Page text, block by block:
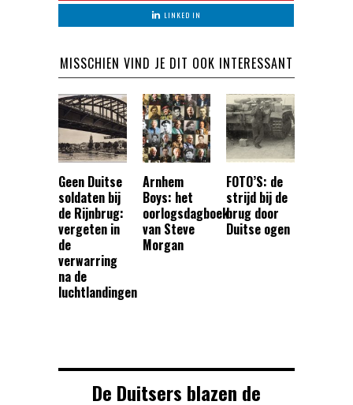
LINKED IN
MISSCHIEN VIND JE DIT OOK INTERESSANT
Geen Duitse
soldaten bij
de Rijnbrug:
vergeten in
de
verwarring
na de
luchtlandingen
Arnhem
Boys: het
oorlogsdagboek
van Steve
Morgan
FOTO’S: de
strijd bij de
brug door
Duitse ogen
De Duitsers blazen de